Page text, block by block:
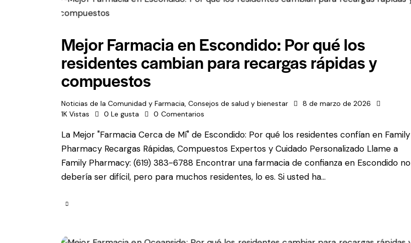
Mejor Farmacia en Escondido: Por qué los
residentes cambian para recargas rápidas y
compuestos
Noticias de la Comunidad y Farmacia, Consejos de salud y bienestar
8 de marzo de 2026
1K Vistas 0 Le gusta 0 Comentarios
La Mejor "Farmacia Cerca de Mí" de Escondido: Por qué los residentes confían en Family
Pharmacy Recargas Rápidas, Compuestos Expertos y Cuidado Personalizado Llame a
Family Pharmacy: (619) 383-6788 Encontrar una farmacia de confianza en Escondido no
debería ser difícil, pero para muchos residentes, lo es. Si usted ha...